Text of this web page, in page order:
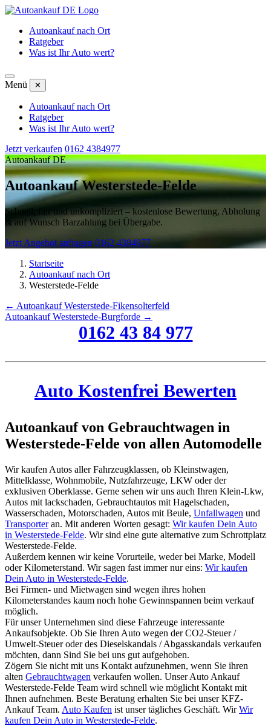
Autoankauf nach Ort
Ratgeber
Was ist Ihr Auto wert?
Menü ✕
Autoankauf nach Ort
Ratgeber
Was ist Ihr Auto wert?
Jetzt verkaufen 0162 4384977
Autoankauf DE
Autoankauf Westerstede-Felde
Schnell, fair und unkompliziert – kostenlose Bewertung, Abholung
& auf Wunsch Barzahlung bei Übergabe.
Jetzt Angebot anfragen 0162 4384977
Startseite
Autoankauf nach Ort
Westerstede-Felde
← Autoankauf Westerstede-Fikensolterfeld
Autoankauf Westerstede-Burgforde →
0162 43 84 977
Auto Kostenfrei Bewerten
Autoankauf von Gebrauchtwagen in
Westerstede-Felde von allen Automodelle
Wir kaufen Autos aller Fahrzeugklassen, ob Kleinstwagen,
Mittelklasse, Wohnmobile, Nutzfahrzeuge, LKW oder der
exklusiven Oberklasse. Gerne sehen wir uns auch Ihren Klein-Lkw,
Autos mit lackschaden, Gebrauchtautos mit Hagelschaden,
Wasserschaden, Motorschaden, Autos mit Beule, Unfallwagen und
Transporteran. Mit anderen Worten gesagt: Wir kaufen Dein Auto
in Westerstede-Felde. Wir sind eine gute alternative zum Schrottplatz
Westerstede-Felde.
Außerdem kennen wir keine Vorurteile, weder bei Marke, Modell
oder Kilometerstand. Wir sagen fast immer nur eins: Wir kaufen
Dein Auto in Westerstede-Felde.
Bei Firmen- und Mietwagen sind wegen ihres hohen
Kilometerstandes kaum noch hohe Gewinnspannen beim verkauf
möglich.
Für unser Unternehmen sind diese Fahrzeuge interessante
Ankaufsobjekte. Ob Sie Ihren Auto wegen der CO2-Steuer /
Umwelt-Steuer oder des Dieselskandals / Abgasskandals verkaufen
möchten, dann Sind Sie bei uns gut aufgehoben.
Zögern Sie nicht mit uns Kontakt aufzunehmen, wenn Sie ihren
alten Gebrauchtwagen verkaufen wollen. Unser Auto Ankauf
Westerstede-Felde Team wird schnell wie möglicht Kontakt mit
Ihnen aufnehmen. Beste Beratung erhalten Sie bei unser KFZ-
Ankauf Team. Auto Kaufen ist unser tägliches Geschäft. WirWir
kaufen Dein Auto in Westerstede-Felde.